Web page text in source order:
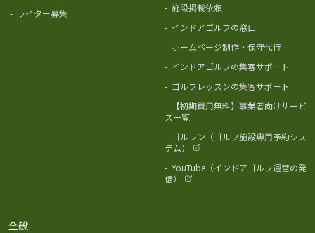
- ライター募集 - 施設掲載依頼
- インドアゴルフの窓口
- ホームページ制作・保守代行
- インドアゴルフの集客サポート
- ゴルフレッスンの集客サポート
-
【初期費用無料】事業者向けサービ
ス一覧
- ゴルレン（ゴルフ施設専用予約シス
テム）
- YouTube（インドアゴルフ運営の発
信）
全般